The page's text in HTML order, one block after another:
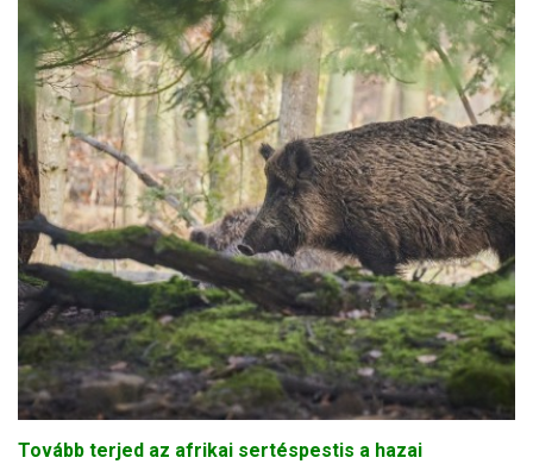
Tovább terjed az afrikai sertéspestis a hazai